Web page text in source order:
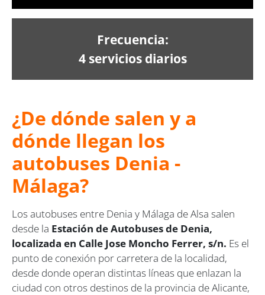
Frecuencia:
4 servicios diarios
¿De dónde salen y a
dónde llegan los
autobuses Denia -
Málaga?
Los autobuses entre Denia y Málaga de Alsa salen
desde la Estación de Autobuses de Denia,
localizada en Calle Jose Moncho Ferrer, s/n. Es el
punto de conexión por carretera de la localidad,
desde donde operan distintas líneas que enlazan la
ciudad con otros destinos de la provincia de Alicante,